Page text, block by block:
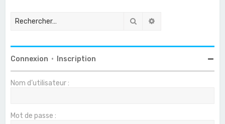
Rechercher
Connexion • Inscription
Nom d’utilisateur :
Mot de passe :